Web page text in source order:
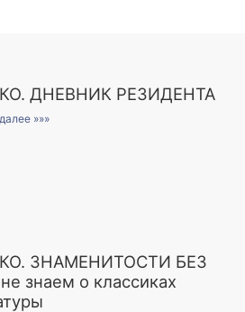
ДНЕВНИК РЕЗИДЕНТА
»»»
ЗНАМЕНИТОСТИ БЕЗ
знаем о классиках